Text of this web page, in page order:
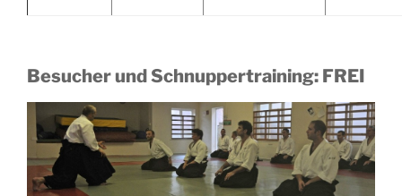
Besucher und Schnuppertraining: FREI